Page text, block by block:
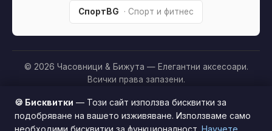
СпортBG · Спорт и фитнес
© 2026 Часовници & Бижута — Елегантни аксесоари.
Всички права запазени.
Партньорско разкриване:
Този сайт е независим и
съдържа партньорски (affiliate) линкове. Когато купите
продукт през тях, може да получим малка комисиона от
🍪 Бисквитки — Този сайт използва бисквитки за
подобряване на вашето изживяване. Използваме само
необходими бисквитки за функционалност. Научете